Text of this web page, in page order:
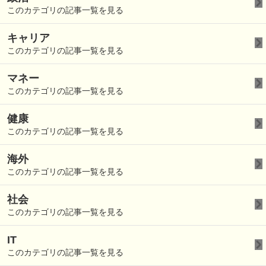
このカテゴリの記事一覧を見る
キャリア
このカテゴリの記事一覧を見る
マネー
このカテゴリの記事一覧を見る
健康
このカテゴリの記事一覧を見る
海外
このカテゴリの記事一覧を見る
社会
このカテゴリの記事一覧を見る
IT
このカテゴリの記事一覧を見る